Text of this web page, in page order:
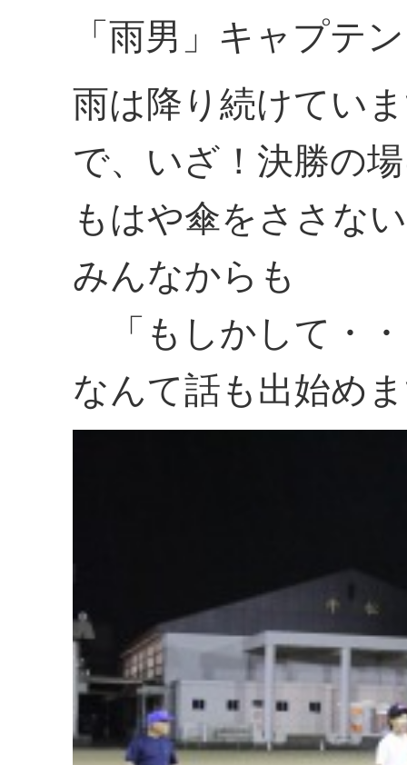
「雨男」キャプテ
雨は降り続けてい
で、いざ！決勝の
もはや傘をささな
みんなからも
「もしかして・
なんて話も出始め